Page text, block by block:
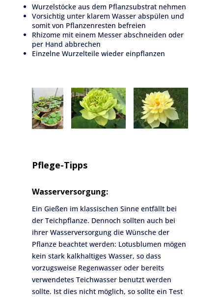
Wurzelstöcke aus dem Pflanzsubstrat nehmen
Vorsichtig unter klarem Wasser abspülen und
somit von Pflanzenresten befreien
Rhizome mit einem Messer abschneiden oder
per Hand abbrechen
Einzelne Wurzelteile wieder einpflanzen
Pflege-Tipps
Wasserversorgung:
Ein Gießen im klassischen Sinne entfällt bei
der Teichpflanze. Dennoch sollten auch bei
ihrer Wasserversorgung die Wünsche der
Pflanze beachtet werden: Lotusblumen mögen
kein stark kalkhaltiges Wasser, so dass
vorzugsweise Regenwasser oder bereits
verwendetes Teichwasser benutzt werden
sollte. Ist dies nicht möglich, so sollte ein Test